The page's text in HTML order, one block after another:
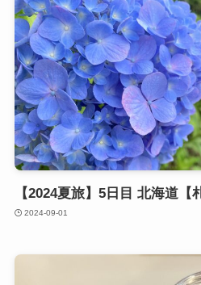
【2024夏旅】5日目 北海道【
2024-09-01